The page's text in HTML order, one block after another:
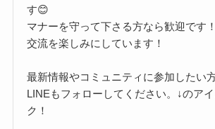
す😊
マナーを守って下さる方なら歓迎です
交流を楽しみにしています！
最新情報やコミュニティに参加したい
LINEもフォローしてください。↓のア
ク！